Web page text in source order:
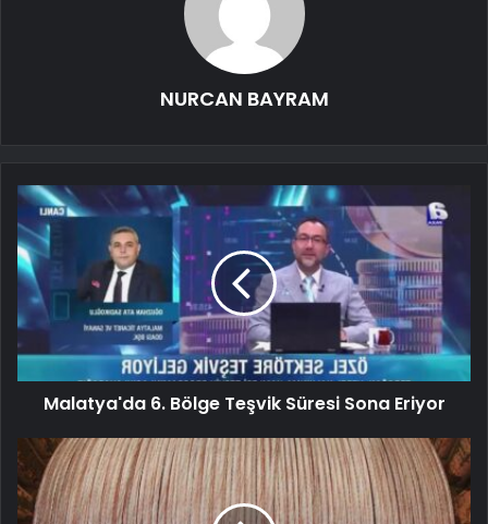
NURCAN BAYRAM
Malatya'da 6. Bölge Teşvik Süresi Sona Eriyor